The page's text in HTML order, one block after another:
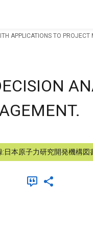
APPLICATIONS TO PROJECT
:日本原子力研究開発機構図